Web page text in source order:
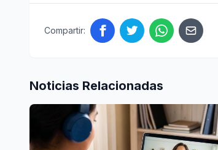
Compartir:
Noticias Relacionadas